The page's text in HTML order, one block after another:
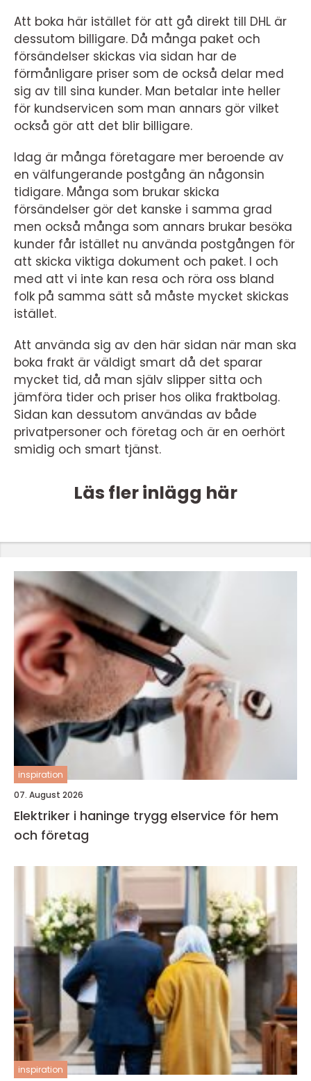
Att boka här istället för att gå direkt till DHL är
dessutom billigare. Då många paket och
försändelser skickas via sidan har de
förmånligare priser som de också delar med
sig av till sina kunder. Man betalar inte heller
för kundservicen som man annars gör vilket
också gör att det blir billigare.
Idag är många företagare mer beroende av
en välfungerande postgång än någonsin
tidigare. Många som brukar skicka
försändelser gör det kanske i samma grad
men också många som annars brukar besöka
kunder får istället nu använda postgången för
att skicka viktiga dokument och paket. I och
med att vi inte kan resa och röra oss bland
folk på samma sätt så måste mycket skickas
istället.
Att använda sig av den här sidan när man ska
boka frakt är väldigt smart då det sparar
mycket tid, då man själv slipper sitta och
jämföra tider och priser hos olika fraktbolag.
Sidan kan dessutom användas av både
privatpersoner och företag och är en oerhört
smidig och smart tjänst.
Läs fler inlägg här
inspiration
07. August 2026
Elektriker i haninge trygg elservice för hem
och företag
inspiration